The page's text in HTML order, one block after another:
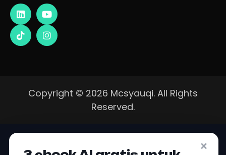
Copyright © 2026 Mcsyauqi. All Rights
Reserved.
×